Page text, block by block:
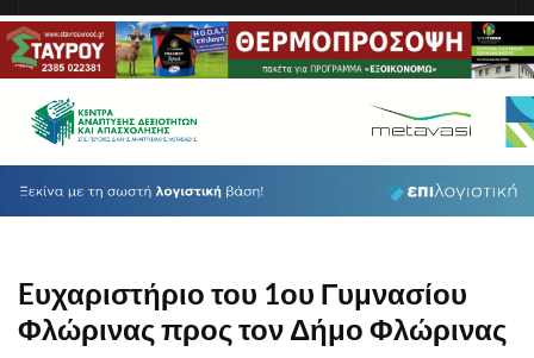
Eυχαριστήριο του 1ου Γυμνασίου
Φλώρινας προς τον Δήμο Φλώρινας